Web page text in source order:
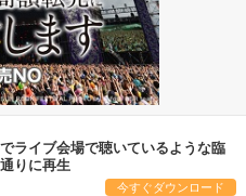
ライブ会場で聴いているような臨
りに再生
今すぐダウンロード